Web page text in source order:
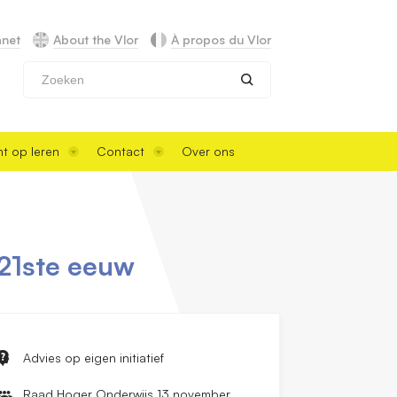
About the Vlor À propos du Vlor
op leren Contact Over ons
eeuw
Advies op eigen initiatief
Raad Hoger Onderwijs 13 november